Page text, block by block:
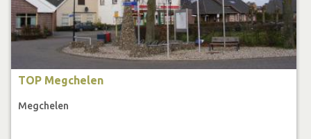
TOP Megchelen
Megchelen